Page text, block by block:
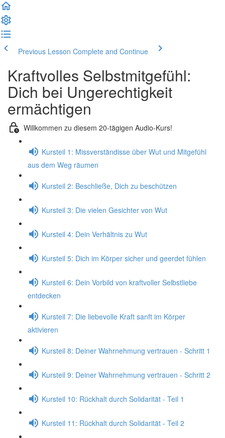
Previous Lesson Complete and Continue
Kraftvolles Selbstmitgefühl:
Dich bei Ungerechtigkeit
ermächtigen
Willkommen zu diesem 20-tägigen Audio-Kurs!
Kursteil 1: Missverständisse über Wut und Mitgefühl
aus dem Weg räumen
Kursteil 2: Beschließe, Dich zu beschützen
Kursteil 3: Die vielen Gesichter von Wut
Kursteil 4: Dein Verhältnis zu Wut
Kursteil 5: Dich im Körper sicher und geerdet fühlen
Kursteil 6: Dein Vorbild von kraftvoller Selbstliebe
entdecken
Kursteil 7: Die liebevolle Kraft sanft im Körper
aktivieren
Kursteil 8: Deiner Wahrnehmung vertrauen - Schritt 1
Kursteil 9: Deiner Wahrnehmung vertrauen - Schritt 2
Kursteil 10: Rückhalt durch Solidarität - Teil 1
Kursteil 11: Rückhalt durch Solidarität - Teil 2